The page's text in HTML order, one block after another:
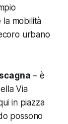
mobilità
urbano
– è
Via
in piazza
possono